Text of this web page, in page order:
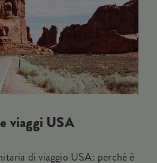
viaggi USA
di viaggio USA: perché è